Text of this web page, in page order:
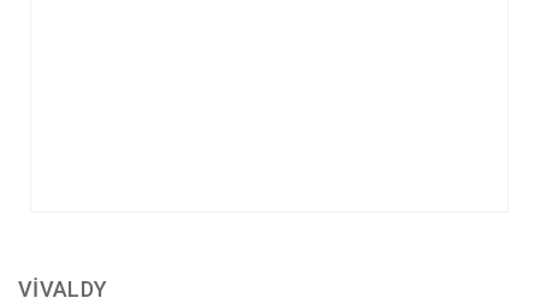
VİVALDY